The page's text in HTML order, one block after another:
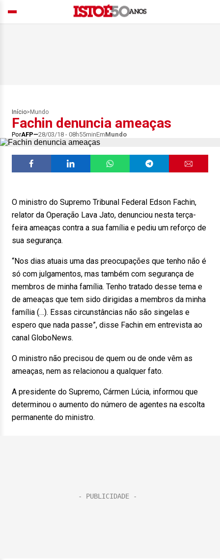
Início> Mundo
Fachin denuncia ameaças
PorAFP 28/03/18 - 08h55minEmMundo
O ministro do Supremo Tribunal Federal Edson Fachin,
relator da Operação Lava Jato, denunciou nesta terça-
feira ameaças contra a sua família e pediu um reforço de
sua segurança.
“Nos dias atuais uma das preocupações que tenho não é
só com julgamentos, mas também com segurança de
membros de minha família. Tenho tratado desse tema e
de ameaças que tem sido dirigidas a membros da minha
família (…). Essas circunstâncias não são singelas e
espero que nada passe”, disse Fachin em entrevista ao
canal GloboNews.
O ministro não precisou de quem ou de onde vêm as
ameaças, nem as relacionou a qualquer fato.
A presidente do Supremo, Cármen Lúcia, informou que
determinou o aumento do número de agentes na escolta
permanente do ministro.